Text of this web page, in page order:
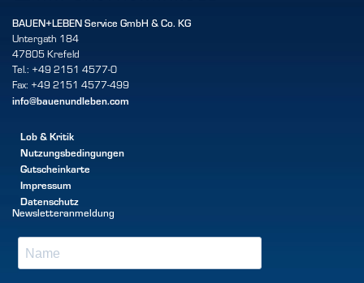
BAUEN+LEBEN Service GmbH & Co. KG
Untergath 184
47805 Krefeld
Tel.: +49 2151 4577-0
Fax: +49 2151 4577-499
info@bauenundleben.com
Lob & Kritik
Nutzungsbedingungen
Gutscheinkarte
Impressum
Datenschutz
Newsletteranmeldung